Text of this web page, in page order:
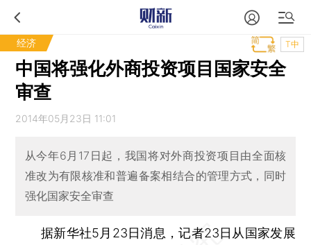
经济 T中
中国将强化外商投资项目国家安全
审查
2014年05月23日 11:01
从今年6月17日起，我国将对外商投资项目由全面核
准改为有限核准和普遍备案相结合的管理方式，同时
强化国家安全审查
据新华社5月23日消息，记者23日从国家发展